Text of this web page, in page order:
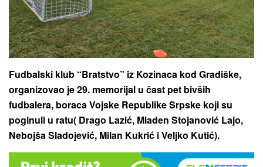
Fudbalski klub “Bratstvo” iz Kozinaca kod Gradiške,
organizovao je 29. memorijal u čast pet bivših
fudbalera, boraca Vojske Republike Srpske koji su
poginuli u ratu( Drago Lazić, Mladen Stojanović Lajo,
Nebojša Sladojević, Milan Kukrić i Veljko Kutić).